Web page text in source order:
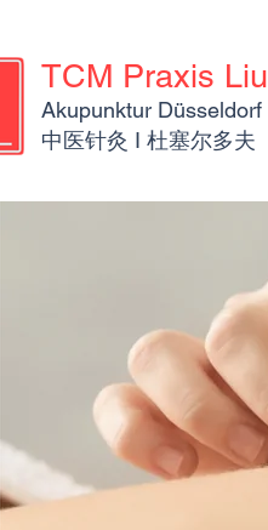
TCM Praxis Liu
Akupunktur Düsseldorf
​​中医针灸 I 杜塞尔多夫